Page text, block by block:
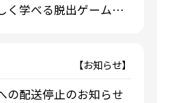
く学べる脱出ゲーム型
【お知らせ】
の配送停止のお知らせ